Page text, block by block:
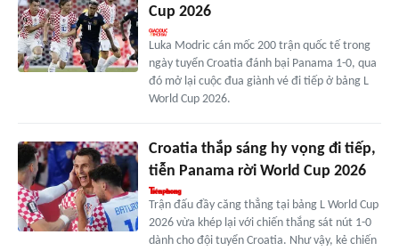
Cup 2026
Luka Modric cán mốc 200 trận quốc tế trong
ngày tuyển Croatia đánh bại Panama 1-0, qua
đó mở lại cuộc đua giành vé đi tiếp ở bảng L
World Cup 2026.
Croatia thắp sáng hy vọng đi tiếp,
tiễn Panama rời World Cup 2026
Trận đấu đầy căng thẳng tại bảng L World Cup
2026 vừa khép lại với chiến thắng sát nút 1-0
dành cho đội tuyển Croatia. Như vậy, kẻ chiến